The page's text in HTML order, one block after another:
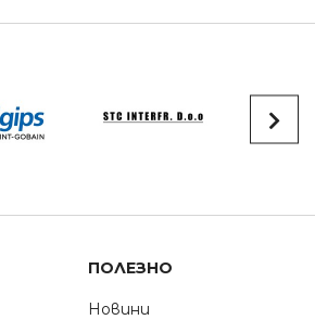
ПОЛЕЗНО
Новини